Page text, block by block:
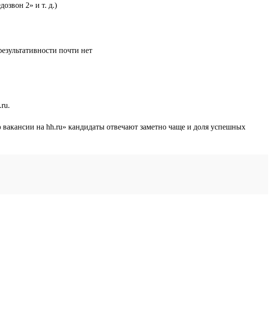
2» и т. д.)
почти нет
вакансии на hh.ru» кандидаты отвечают заметно чаще и доля успешных